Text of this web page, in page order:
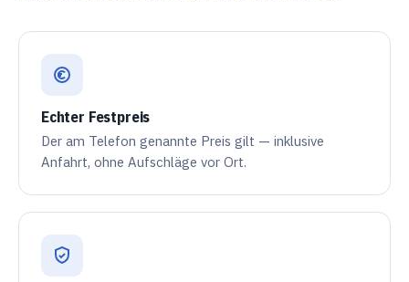
Echter Festpreis
Der am Telefon genannte Preis gilt — inklusive
Anfahrt, ohne Aufschläge vor Ort.